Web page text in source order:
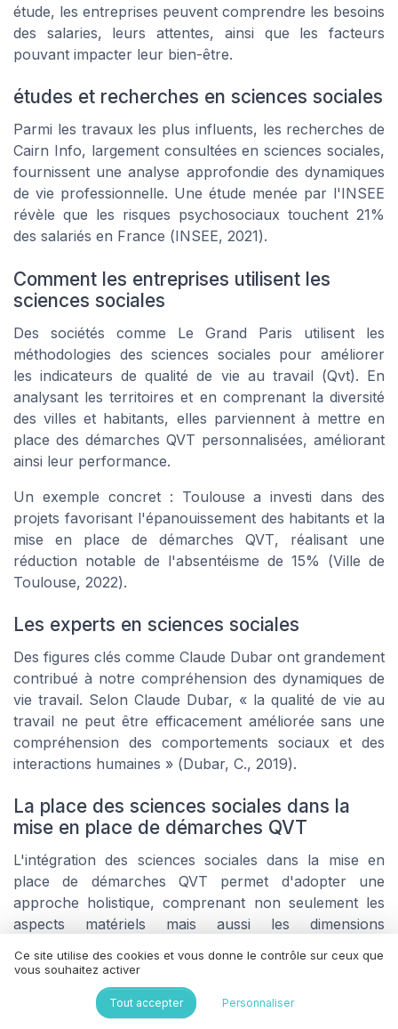
étude, les entreprises peuvent comprendre les besoins
des salaries, leurs attentes, ainsi que les facteurs
pouvant impacter leur bien-être.
études et recherches en sciences sociales
Parmi les travaux les plus influents, les recherches de
Cairn Info, largement consultées en sciences sociales,
fournissent une analyse approfondie des dynamiques
de vie professionnelle. Une étude menée par l'INSEE
révèle que les risques psychosociaux touchent 21%
des salariés en France (INSEE, 2021).
Comment les entreprises utilisent les
sciences sociales
Des sociétés comme Le Grand Paris utilisent les
méthodologies des sciences sociales pour améliorer
lesindicateurs de qualité de vie au travail (Qvt). En
analysant lesterritoires et en comprenant la diversité
desvilles et habitants, elles parviennent à mettre en
place des démarches QVT personnalisées, améliorant
ainsi leur performance.
Un exemple concret : Toulouse a investi dans des
projets favorisant l'épanouissement des habitants et la
mise en place de démarches QVT, réalisant une
réduction notable de l'absentéisme de 15% (Ville de
Toulouse, 2022).
Les experts en sciences sociales
Des figures clés comme Claude Dubar ont grandement
contribué à notre compréhension des dynamiques de
vie travail. Selon Claude Dubar, « la qualité de vie au
travail ne peut être efficacement améliorée sans une
compréhension des comportements sociaux et des
interactions humaines » (Dubar, C., 2019).
La place des sciences sociales dans la
mise en place de démarches QVT
L'intégration des sciences sociales dans la mise en
place de démarches QVT permet d'adopter une
approche holistique, comprenant non seulement les
aspects matériels mais aussi les dimensions
dimensions de la qualité de vie
en plusieurs critères,
comme le bien-être émotionnel et les relations
interpersonnelles, les entreprises peuvent mieux cibler
Ce site utilise des cookies et vous donne le contrôle sur ceux que
vous souhaitez activer
Tout accepter Personnaliser